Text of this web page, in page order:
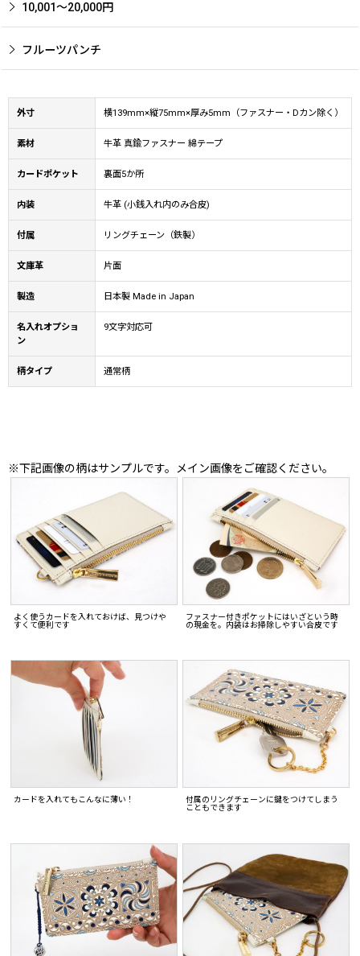
10,001〜20,000円
フルーツパンチ
外寸 横139mm×縦75mm×厚み5mm（ファスナー・Dカン除く）
素材 牛革 真鍮ファスナー 綿テープ
カードポケット 裏面5か所
内装 牛革 (小銭入れ内のみ合皮)
付属 リングチェーン（鉄製）
文庫革 片面
製造 日本製 Made in Japan
名入れオプショ
ン
9文字対応可
柄タイプ 通常柄
※下記画像の柄はサンプルです。メイン画像をご確認ください。
よく使うカードを入れておけば、見つけや
すくて便利です
ファスナー付きポケットにはいざという時
の現金を。内装はお掃除しやすい合皮です
カードを入れてもこんなに薄い！
付属のリングチェーンに鍵をつけてしまう
こともできます